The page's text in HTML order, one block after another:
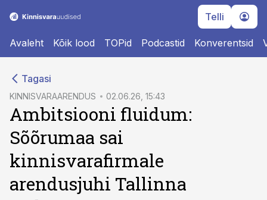
Telli
Avaleht Kõik lood TOPid Podcastid Konverentsid
Tagasi
KINNISVARAARENDUS 02.06.26, 15:43
Ambitsiooni fluidum:
Sõõrumaa sai
kinnisvarafirmale
arendusjuhi Tallinna